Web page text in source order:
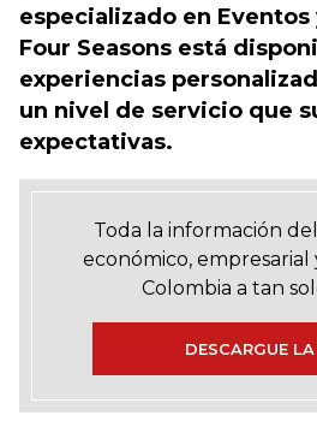
especializado en
Four Seasons está
experiencias
un nivel de servicio que
expectativas.
Toda la información
económico, empresarial
Colombia a tan
DESCARGUE